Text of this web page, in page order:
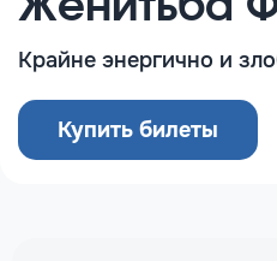
Крайне энергично и
Купить билеты